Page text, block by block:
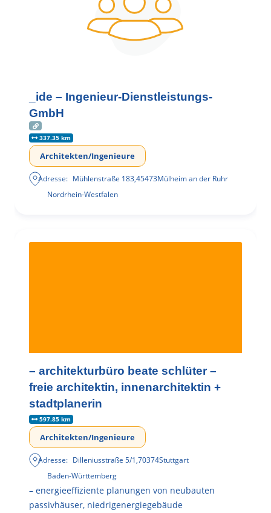
_ide – Ingenieur-Dienstleistungs-
GmbH
337.35 km
Architekten/Ingenieure
Adresse: Mühlenstraße 183,45473Mülheim an der Ruhr
Nordrhein-Westfalen
– architekturbüro beate schlüter –
freie architektin, innenarchitektin +
stadtplanerin
597.85 km
Architekten/Ingenieure
Adresse: Dilleniusstraße 5/1,70374Stuttgart
Baden-Württemberg
– energieeffiziente planungen von neubauten
passivhäuser, niedrigenergiegebäude